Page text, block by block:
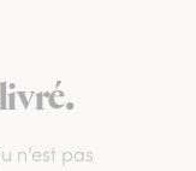
n’est pas